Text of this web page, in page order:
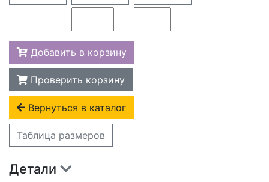
Добавить в корзину
Проверить корзину
Вернуться в каталог
Таблица размеров
Детали